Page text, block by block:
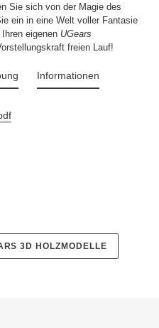
Sie sich von der Magie des
ein in eine Welt voller Fantasie
eigenen UGears
freien Lauf!
Informationen
3D HOLZMODELLE